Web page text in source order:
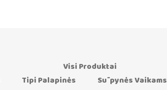
Visi Produktai
Tipi Palapinės Sūpynės Vaikams